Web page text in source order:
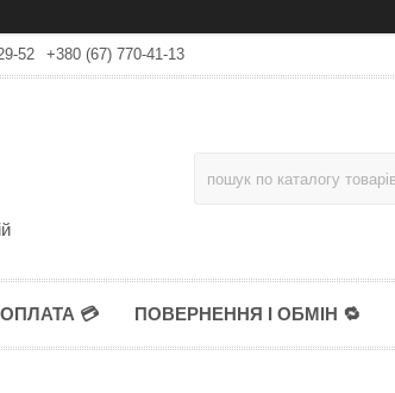
52 +380 (67) 770-41-13
💳 ПОВЕРНЕННЯ І ОБМІН 🔁